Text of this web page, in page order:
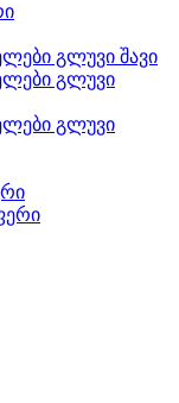
გლუვი შავი
გლუვი
გლუვი